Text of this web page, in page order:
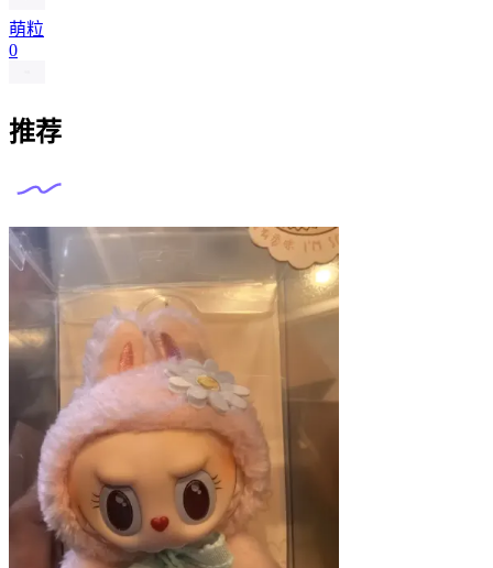
萌粒
0
推荐